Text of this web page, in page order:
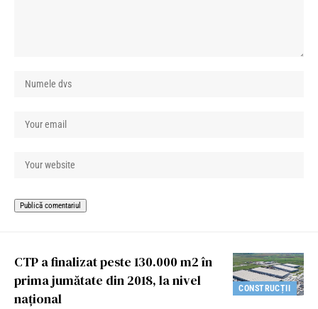
CONSTRUCȚII
CTP a finalizat peste 130.000 m2 în
prima jumătate din 2018, la nivel
național